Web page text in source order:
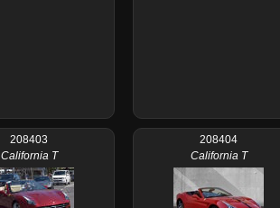
208403
California T
208404
California T